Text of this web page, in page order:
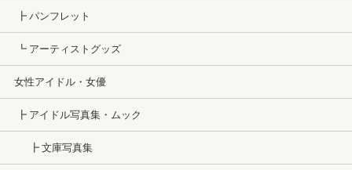
┣ パンフレット
┗ アーティストグッズ
女性アイドル・女優
┣ アイドル写真集・ムック
┣ 文庫写真集